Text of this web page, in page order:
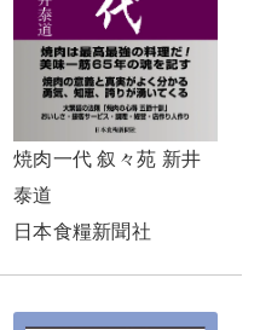
焼肉一代 叙々苑 新井
泰道
日本食糧新聞社